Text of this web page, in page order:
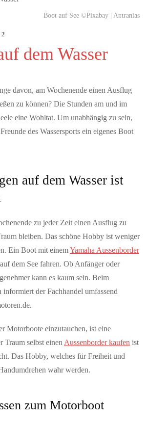
sagt JA zum Herzstück und zum
Vernetzung der Bahnnetze der Region
ein Signal für die Zukunft der
aus Politik, Wirtschaft und
Rockband Muse Ende des Jahres
und der Schweiz mit dem Release
„Nightshift Superstar“ kündigen Muse die
im Hochschwarzwald
aus dem In- und Ausland
vs. Argentinien – Die
auf…
Boot auf See ©Pixabay | Antranias
dem Wasser
davon, am Wochenende einen Ausflug
zu können? Die Stunden am und im
eine Wohltat. Um unabhängig zu sein,
des Wassersports ein eigenes Boot
auf dem Wasser ist
zu jeder Zeit einen Ausflug zu
bleiben. Das schöne Hobby ist weniger
Ein Boot mit einemYamaha Aussenborder
dem See fahren. Ob Anfänger oder
kann es kaum sein. Beim
informiert der Fachhandel umfassend
Motorboote einzutauchen, ist eine
Traum selbst einen Aussenborder kaufen ist
Das Hobby, welches für Freiheit und
wahr werden.
zum Motorboot